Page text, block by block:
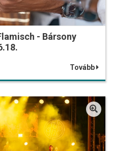
- Bársony
Tovább